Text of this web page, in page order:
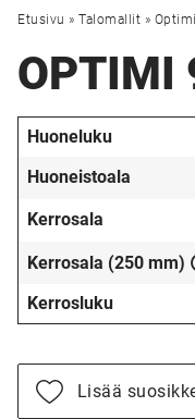
Etusivu » Talomallit » Optimi
OPTIMI
Huoneluku
Huoneistoala
Kerrosala
Kerrosala (250 mm)
Kerrosluku
Lisää